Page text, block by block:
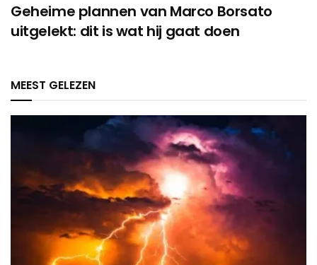
Geheime plannen van Marco Borsato
uitgelekt: dit is wat hij gaat doen
MEEST GELEZEN